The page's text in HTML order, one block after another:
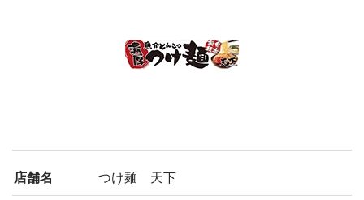
店舗名 つけ麺 天下